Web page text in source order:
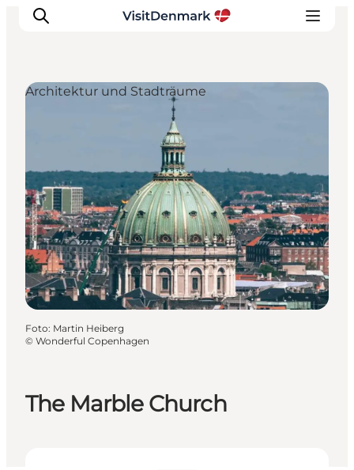
Erlebnisse
Unterkünfte
Reiseplanung
The Marble Church
Architektur und Stadträume
Foto: Martin Heiberg
© Wonderful Copenhagen